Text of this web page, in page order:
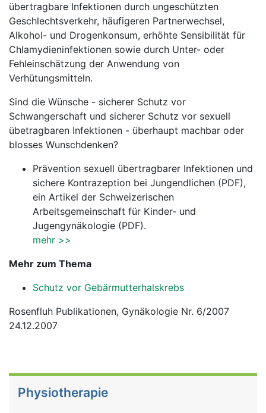
übertragbare Infektionen durch ungeschützten
Geschlechtsverkehr, häufigeren Partnerwechsel,
Alkohol- und Drogenkonsum, erhöhte Sensibilität für
Chlamydieninfektionen sowie durch Unter- oder
Fehleinschätzung der Anwendung von
Verhütungsmitteln.
Sind die Wünsche - sicherer Schutz vor
Schwangerschaft und sicherer Schutz vor sexuell
übetragbaren Infektionen - überhaupt machbar oder
blosses Wunschdenken?
Prävention sexuell übertragbarer Infektionen und
sichere Kontrazeption bei Jungendlichen (PDF),
ein Artikel der Schweizerischen
Arbeitsgemeinschaft für Kinder- und
Jugengynäkologie (PDF).
mehr >>
Mehr zum Thema
Schutz vor Gebärmutterhalskrebs
Rosenfluh Publikationen, Gynäkologie Nr. 6/2007
24.12.2007
Physiotherapie